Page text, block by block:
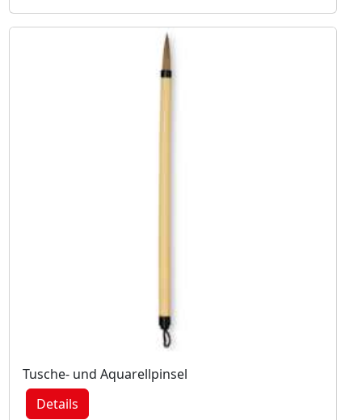
Tusche- und Aquarellpinsel
Details